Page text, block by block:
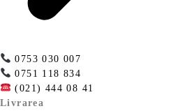
0753 030 007
0751 118 834
(021) 444 08 41
Livrarea